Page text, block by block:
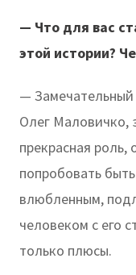
— Что для вас
этой истории?
— Замечательный
Олег Маловичко,
прекрасная
попробовать
влюбленным,
человеком с его
только плюсы.